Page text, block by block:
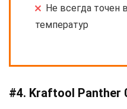
Не всегда точен
температур
#4. Kraftool Panther